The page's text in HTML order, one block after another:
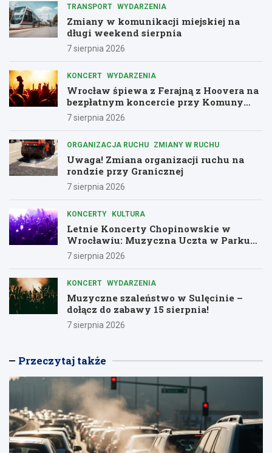
TRANSPORT WYDARZENIA
Zmiany w komunikacji miejskiej na
długi weekend sierpnia
7 sierpnia 2026
KONCERT WYDARZENIA
Wrocław śpiewa z Ferajną z Hoovera na
bezpłatnym koncercie przy Komuny
Paryskiej
7 sierpnia 2026
ORGANIZACJA RUCHU ZMIANY W RUCHU
Uwaga! Zmiana organizacji ruchu na
rondzie przy Granicznej
7 sierpnia 2026
KONCERTY KULTURA
Letnie Koncerty Chopinowskie w
Wrocławiu: Muzyczna Uczta w Parku
Południowym!
7 sierpnia 2026
KONCERT WYDARZENIA
Muzyczne szaleństwo w Sulęcinie –
dołącz do zabawy 15 sierpnia!
7 sierpnia 2026
Przeczytaj także